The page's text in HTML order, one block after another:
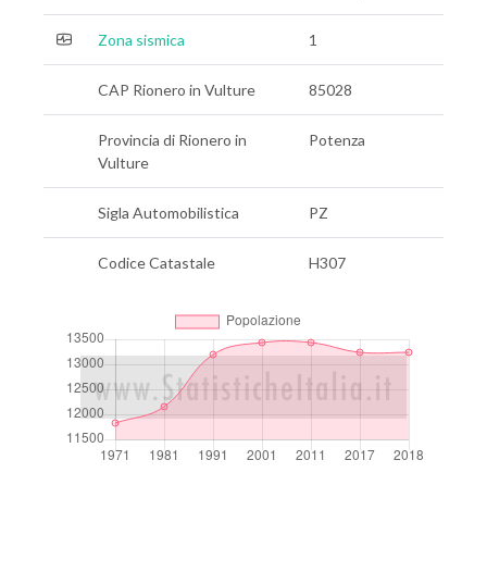
Zona sismica 1
CAP Rionero in Vulture 85028
Provincia di Rionero in
Vulture
Potenza
Sigla Automobilistica PZ
Codice Catastale H307